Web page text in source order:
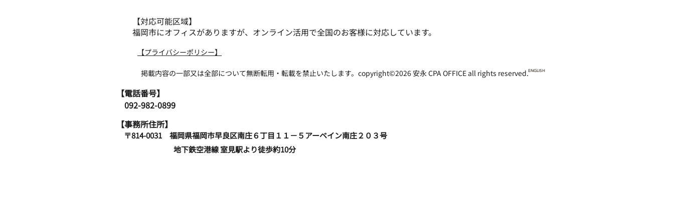
【対応可能区域】
福岡市にオフィスがありますが、オンライン活用で全国のお客様に対応しています。
​【プライバシーポリシー】
掲載内容の一部又は全部について無断転用・転載を禁止いたします。copyright©2026 安永 CPA OFFICE all rights reserved.ENGLISH
​【電話番号】
​ 092-982-0899
地下鉄空港線 室見駅より徒歩約10分
【事務所住所】
〒814-0031 福岡県福岡市早良区南庄６丁目１１－５アーベイン南庄２０３号